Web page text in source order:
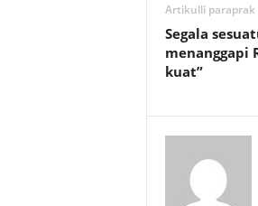
Artikulli paraprak
Segala
menanggapi
kuat”